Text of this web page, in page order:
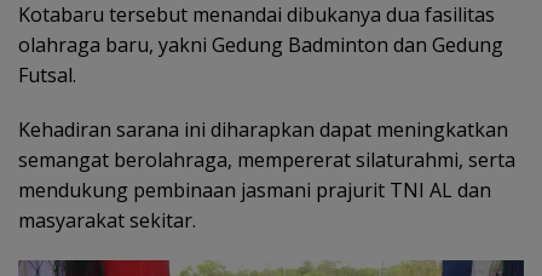
Kotabaru tersebut menandai dibukanya dua fasilitas
olahraga baru, yakni Gedung Badminton dan Gedung
Futsal.
Kehadiran sarana ini diharapkan dapat meningkatkan
semangat berolahraga, mempererat silaturahmi, serta
mendukung pembinaan jasmani prajurit TNI AL dan
masyarakat sekitar.